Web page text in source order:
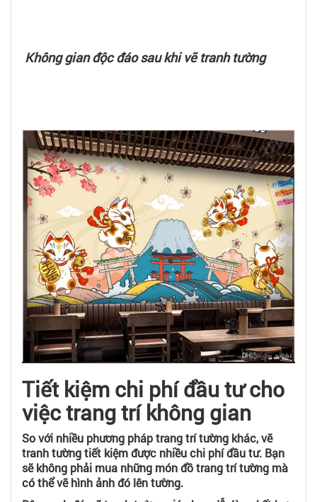
Không gian độc đáo sau khi vẽ tranh tường
Tiết kiệm chi phí đầu tư cho
việc trang trí không gian
So với nhiều phương pháp trang trí tường khác, vẽ
tranh tường tiết kiệm được nhiều chi phí đầu tư. Bạn
sẽ không phải mua những món đồ trang trí tường mà
có thể vẽ hình ảnh đó lên tường.